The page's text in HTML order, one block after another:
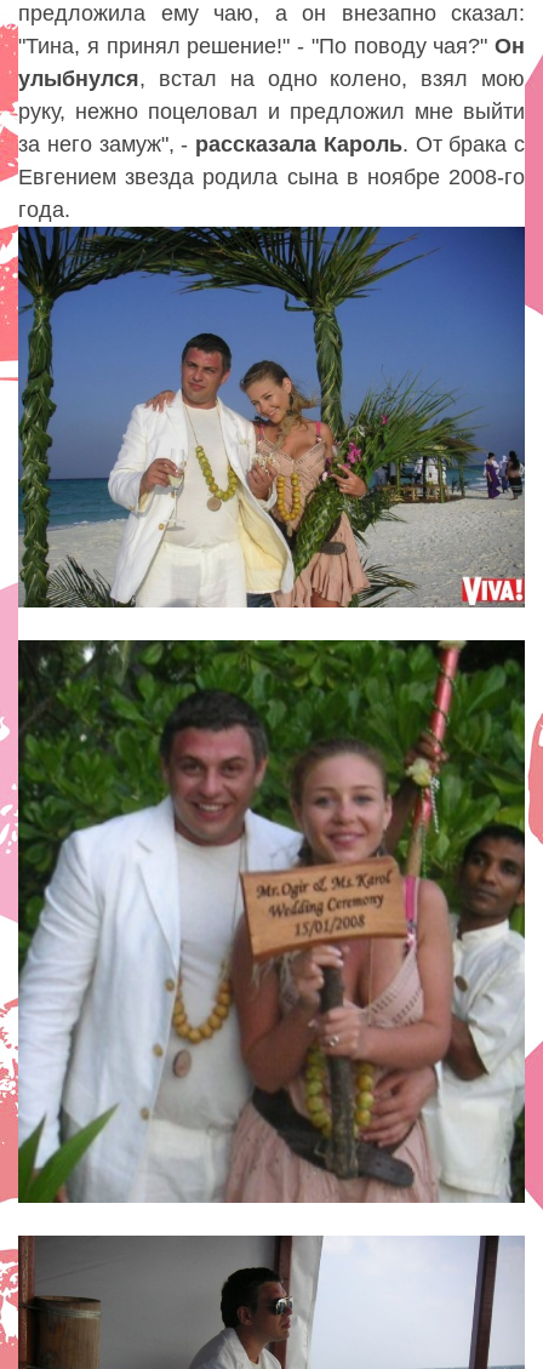
предложила ему чаю, а он внезапно сказал:
"Тина, я принял решение!" - "По поводу чая?" Он
улыбнулся, встал на одно колено, взял мою
руку, нежно поцеловал и предложил мне выйти
за него замуж", - рассказала Кароль. От брака с
Евгением звезда родила сына в ноябре 2008-го
года.